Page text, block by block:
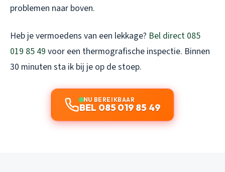
problemen naar boven.
Heb je vermoedens van een lekkage? Bel direct 085
019 85 49 voor een thermografische inspectie. Binnen
30 minuten sta ik bij je op de stoep.
NU BEREIKBAAR
BEL 085 019 85 49